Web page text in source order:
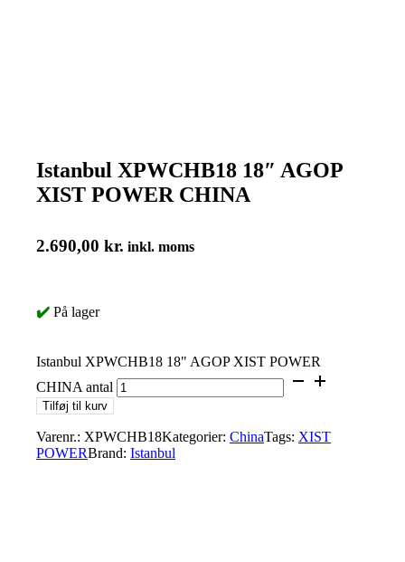
Istanbul XPWCHB18 18″ AGOP
XIST POWER CHINA
2.690,00 kr. inkl. moms
✔️ På lager
Istanbul XPWCHB18 18" AGOP XIST POWER
CHINA antal
Tilføj til kurv
Varenr.: XPWCHB18Kategorier: ChinaTags: XIST
POWERBrand: Istanbul